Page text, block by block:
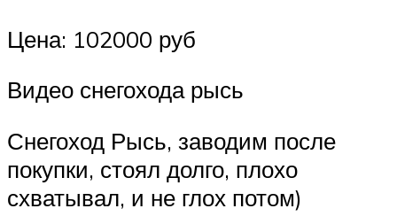
Цена: 102000 руб
Видео снегохода рысь
Снегоход Рысь, заводим после
покупки, стоял долго, плохо
схватывал, и не глох потом)